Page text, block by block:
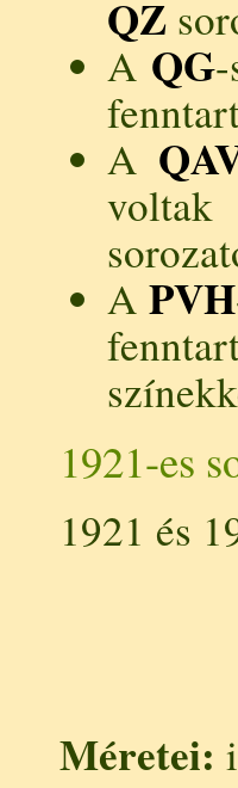
QZ
A QG
A
voltak
A PVH
1921-es
1921 és
Méretei: